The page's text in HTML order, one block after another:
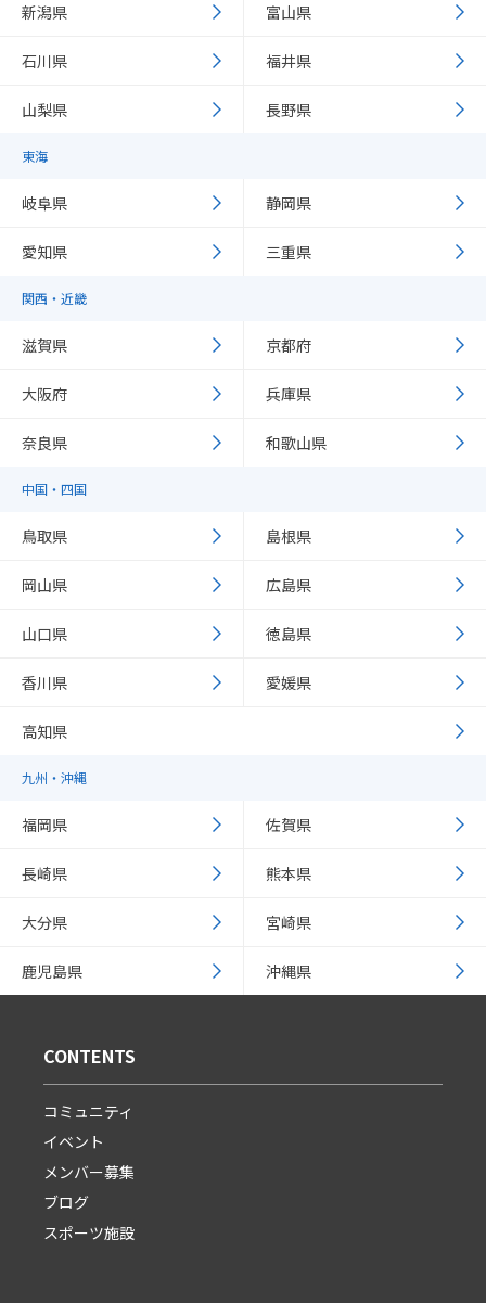
新潟県 富山県
石川県 福井県
山梨県 長野県
東海
岐阜県 静岡県
愛知県 三重県
関西・近畿
滋賀県 京都府
大阪府 兵庫県
奈良県 和歌山県
中国・四国
鳥取県 島根県
岡山県 広島県
山口県 徳島県
香川県 愛媛県
高知県
九州・沖縄
福岡県 佐賀県
長崎県 熊本県
大分県 宮崎県
鹿児島県 沖縄県
CONTENTS
コミュニティ
イベント
メンバー募集
ブログ
スポーツ施設